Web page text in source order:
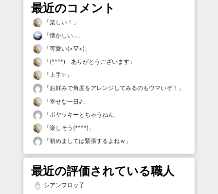
最近のコメント
「楽しい！ 」
「懐かしい… 」
「可愛い(>▽<) 」
「(*^^*) ありがとうございます 」
「上手✨ 」
「お好みで角度をアレンジしてみるのもウマいぞ！ 」
「幸せな一日♪ 」
「ボヤッキーとちゃうねん 」
「楽しそう(*^^*) 」
「初めましては緊張するよねｗ 」
最近の評価されている職人
シアンフロッ子